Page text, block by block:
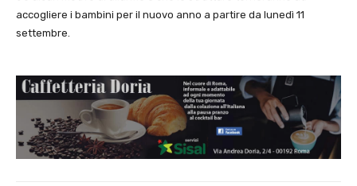
accogliere i bambini per il nuovo anno a partire da lunedì 11
settembre.